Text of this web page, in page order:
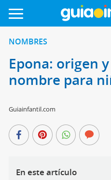
NOMBRES
Epona: origen
nombre para
Guiainfantil.com
En este artículo